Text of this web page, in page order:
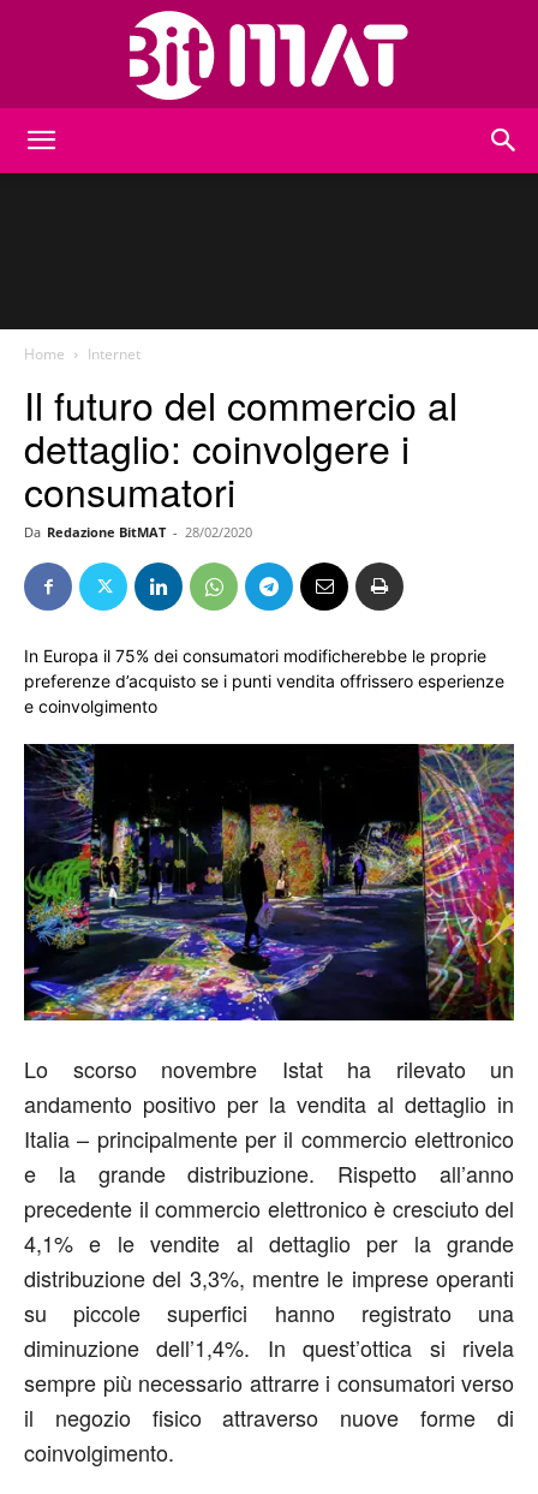
Home Internet
Il futuro del commercio al
dettaglio: coinvolgere i
consumatori
Da Redazione BitMAT - 28/02/2020
In Europa il 75% dei consumatori modificherebbe le proprie
preferenze d’acquisto se i punti vendita offrissero esperienze
e coinvolgimento
Lo scorso novembre Istat ha rilevato un
andamento positivo per la vendita al dettaglio in
Italia – principalmente per il commercio elettronico
e la grande distribuzione. Rispetto all’anno
precedente il commercio elettronico è cresciuto del
4,1% e le vendite al dettaglio per la grande
distribuzione del 3,3%, mentre le imprese operanti
su piccole superfici hanno registrato una
diminuzione dell’1,4%. In quest’ottica si rivela
sempre più necessario attrarre i consumatori verso
il negozio fisico attraverso nuove forme di
coinvolgimento.